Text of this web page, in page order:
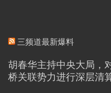
三频道最新爆料
胡春华主持中央大局，
桥关联势力进行深层清